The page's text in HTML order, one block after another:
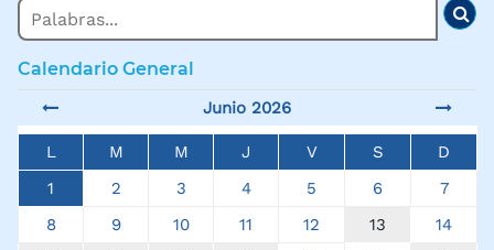
Buscar
Calendario General
Junio 2026
L M M J V S
D
1
2 3 4 5 6
7
8
9 10 11 12 13
14